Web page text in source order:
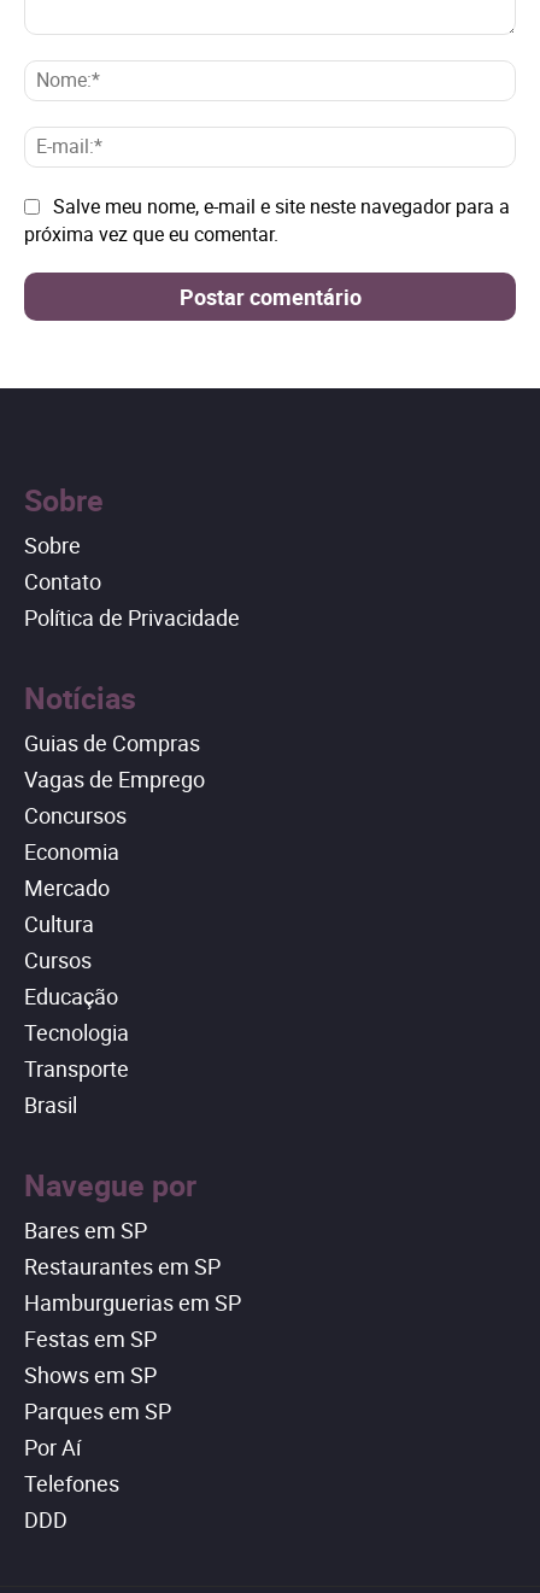
E-
Site: Salve meu nome, e-mail e site neste navegador para a
próxima vez que eu comentar.
Sobre
Sobre
Contato
Política de Privacidade
Notícias
Guias de Compras
Vagas de Emprego
Concursos
Economia
Mercado
Cultura
Cursos
Educação
Tecnologia
Transporte
Brasil
Navegue por
Bares em SP
Restaurantes em SP
Hamburguerias em SP
Festas em SP
Shows em SP
Parques em SP
Por Aí
Telefones
DDD